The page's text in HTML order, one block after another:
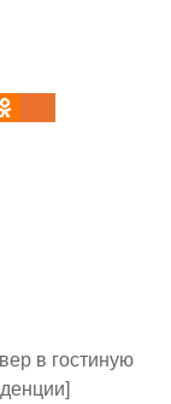
в гостиную